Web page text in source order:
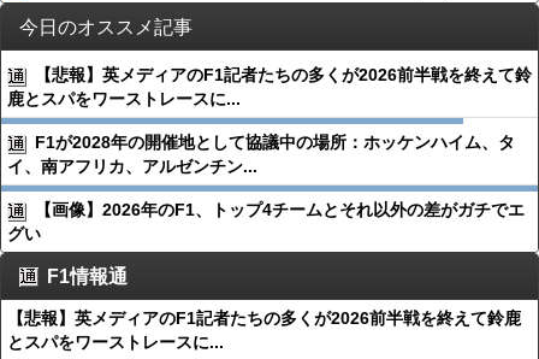
今日のオススメ記事
【悲報】英メディアのF1記者たちの多くが2026前半戦を終えて鈴
鹿とスパをワーストレースに...
F1が2028年の開催地として協議中の場所：ホッケンハイム、タ
イ、南アフリカ、アルゼンチン...
【画像】2026年のF1、トップ4チームとそれ以外の差がガチでエ
グい
F1情報通
【悲報】英メディアのF1記者たちの多くが2026前半戦を終えて鈴鹿
とスパをワーストレースに...